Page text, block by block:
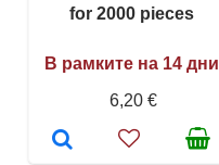
for 2000 pieces
В рамките на 14 дни
6,20 €